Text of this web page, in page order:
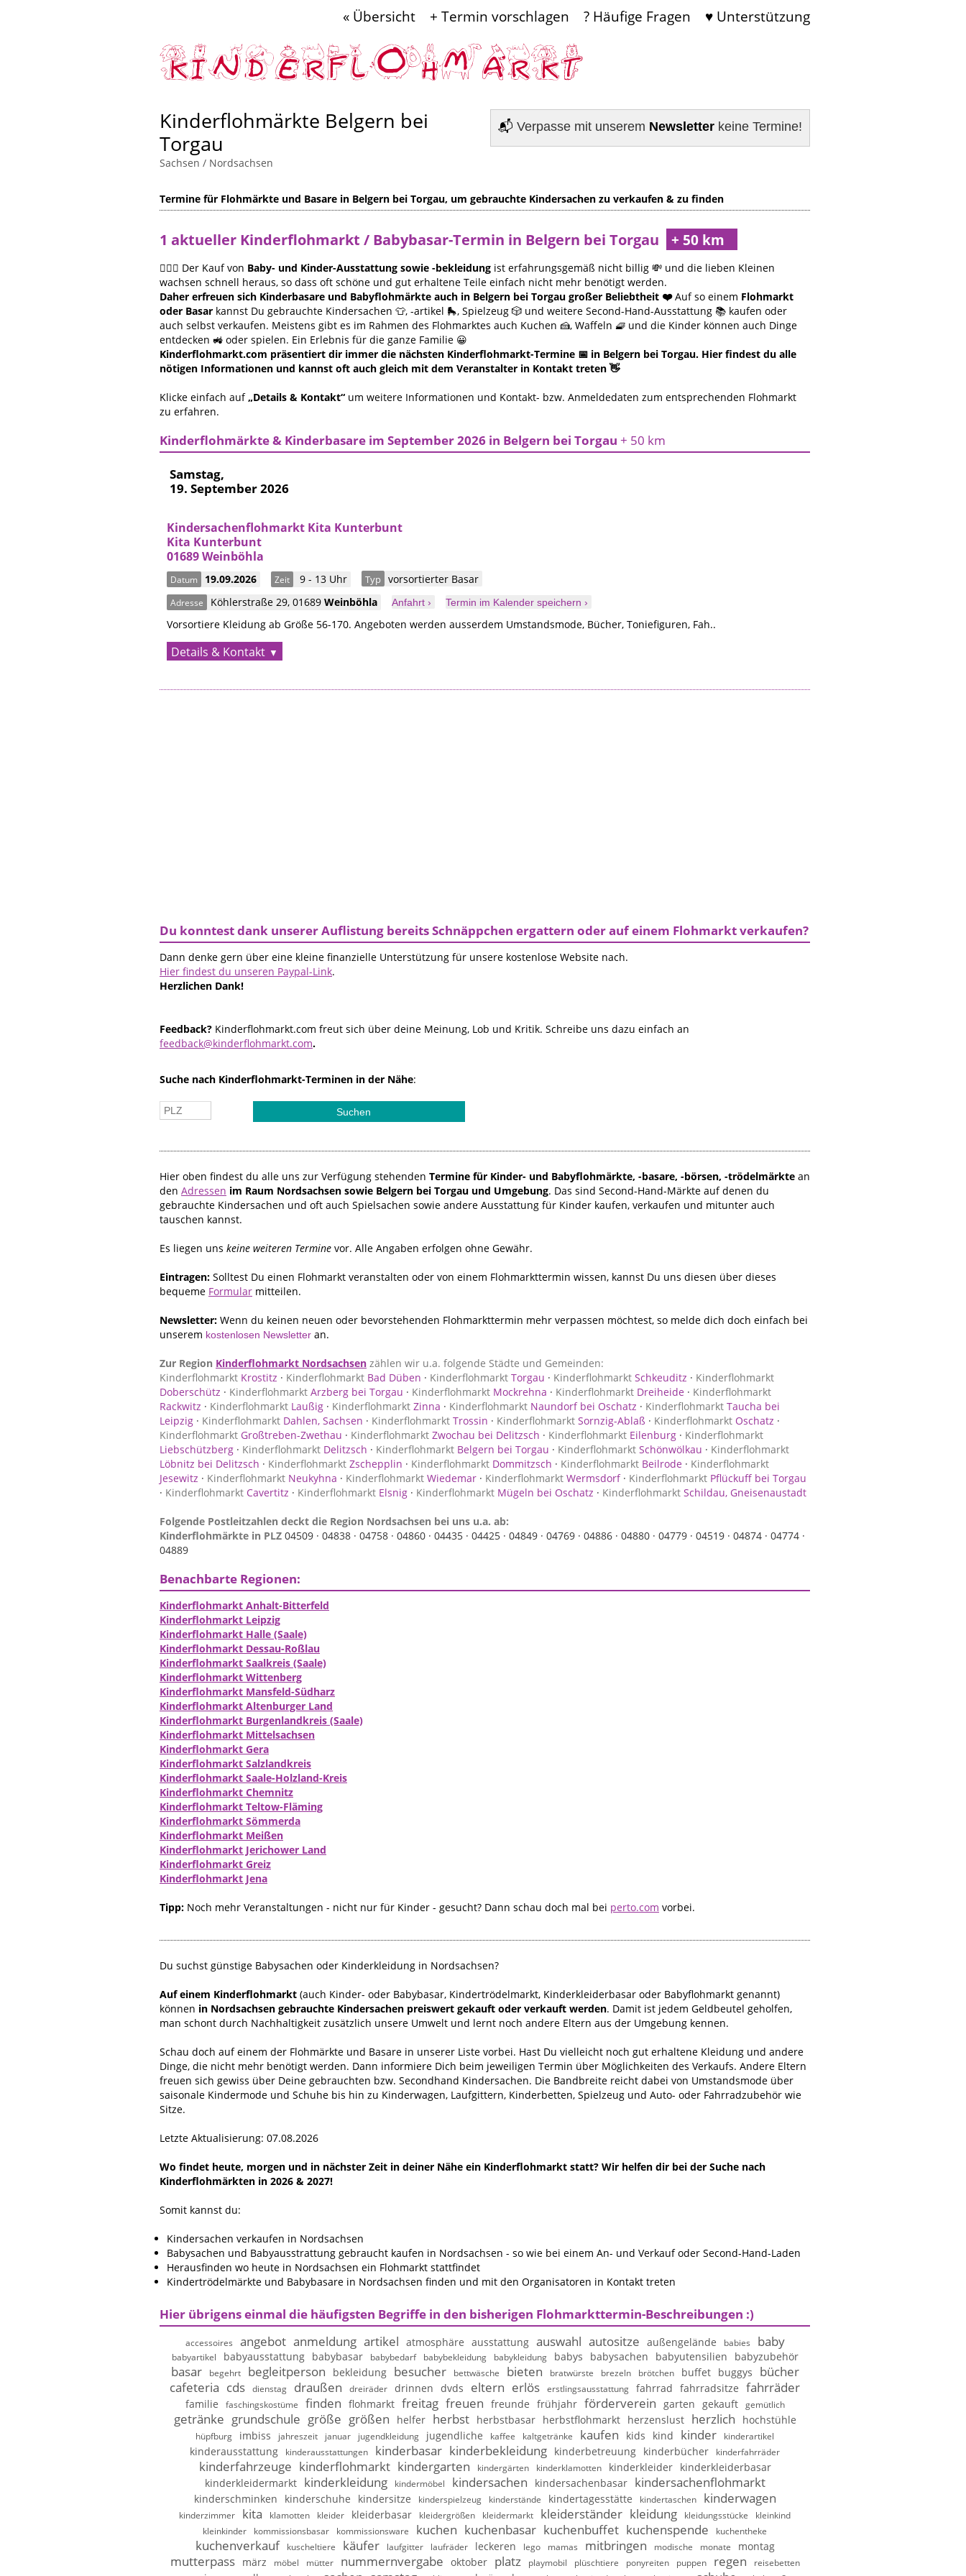
« Übersicht + Termin vorschlagen ? Häufige Fragen ♥ Unterstützung
📬 Verpasse mit unserem Newsletter keine Termine!
Kinderflohmärkte Belgern bei
Torgau
Sachsen / Nordsachsen
Termine für Flohmärkte und Basare in Belgern bei Torgau, um gebrauchte Kindersachen zu verkaufen & zu finden
1 aktueller Kinderflohmarkt / Babybasar-Termin in Belgern bei Torgau
🙋🏻‍♀️ Der Kauf von Baby- und Kinder-Ausstattung sowie -bekleidung ist erfahrungsgemäß nicht billig 💸 und die lieben Kleinen
wachsen schnell heraus, so dass oft schöne und gut erhaltene Teile einfach nicht mehr benötigt werden.
Daher erfreuen sich Kinderbasare und Babyflohmärkte auch in Belgern bei Torgau großer Beliebtheit ❤️Auf so einem Flohmarkt
oder Basar kannst Du gebrauchte Kindersachen 👕, -artikel 🛼, Spielzeug 🎲 und weitere Second-Hand-Ausstattung 📚 kaufen oder
auch selbst verkaufen. Meistens gibt es im Rahmen des Flohmarktes auch Kuchen 🍰, Waffeln 🧇 und die Kinder können auch Dinge
entdecken 🚜 oder spielen. Ein Erlebnis für die ganze Familie 😀
Kinderflohmarkt.com präsentiert dir immer die nächsten Kinderflohmarkt-Termine 📅 in Belgern bei Torgau. Hier findest du alle
nötigen Informationen und kannst oft auch gleich mit dem Veranstalter in Kontakt treten 👋
Klicke einfach auf„Details & Kontakt“ um weitere Informationen und Kontakt- bzw. Anmeldedaten zum entsprechenden Flohmarkt
zu erfahren.
Kinderflohmärkte & Kinderbasare im September 2026 in Belgern bei Torgau + 50 km
Samstag,
19. September 2026
Kindersachenflohmarkt Kita Kunterbunt
Kita Kunterbunt
01689 Weinböhla
Datum 19.09.2026 Zeit 9 - 13 Uhr Typ vorsortierter Basar
Adresse Köhlerstraße 29, 01689 Weinböhla Anfahrt › Termin im Kalender speichern ›
Vorsortiere Kleidung ab Größe 56-170. Angeboten werden ausserdem Umstandsmode, Bücher, Toniefiguren, Fah..
Details & Kontakt
Du konntest dank unserer Auflistung bereits Schnäppchen ergattern oder auf einem Flohmarkt verkaufen?
Dann denke gern über eine kleine finanzielle Unterstützung für unsere kostenlose Website nach.
Hier findest du unseren Paypal-Link.
Herzlichen Dank!
Feedback? Kinderflohmarkt.com freut sich über deine Meinung, Lob und Kritik. Schreibe uns dazu einfach an
feedback@kinderflohmarkt.com.
Suche nach Kinderflohmarkt-Terminen in der Nähe:
Hier oben findest du alle uns zur Verfügung stehenden Termine für Kinder- und Babyflohmärkte, -basare, -börsen, -trödelmärkte an
den Adressen im Raum Nordsachsen sowie Belgern bei Torgau und Umgebung. Das sind Second-Hand-Märkte auf denen du
gebrauchte Kindersachen und oft auch Spielsachen sowie andere Ausstattung für Kinder kaufen, verkaufen und mitunter auch
tauschen kannst.
Es liegen uns keine weiteren Termine vor. Alle Angaben erfolgen ohne Gewähr.
Eintragen: Solltest Du einen Flohmarkt veranstalten oder von einem Flohmarkttermin wissen, kannst Du uns diesen über dieses
bequeme Formular mitteilen.
Newsletter: Wenn du keinen neuen oder bevorstehenden Flohmarkttermin mehr verpassen möchtest, so melde dich doch einfach bei
unserem kostenlosen Newsletter an.
Zur Region Kinderflohmarkt Nordsachsen zählen wir u.a. folgende Städte und Gemeinden:
Kinderflohmarkt Krostitz · Kinderflohmarkt Bad Düben · Kinderflohmarkt Torgau · Kinderflohmarkt Schkeuditz · Kinderflohmarkt
Doberschütz · Kinderflohmarkt Arzberg bei Torgau · Kinderflohmarkt Mockrehna · Kinderflohmarkt Dreiheide · Kinderflohmarkt
Rackwitz · Kinderflohmarkt Laußig · Kinderflohmarkt Zinna · Kinderflohmarkt Naundorf bei Oschatz · Kinderflohmarkt Taucha bei
Leipzig · Kinderflohmarkt Dahlen, Sachsen · Kinderflohmarkt Trossin · Kinderflohmarkt Sornzig-Ablaß · Kinderflohmarkt Oschatz ·
Kinderflohmarkt Großtreben-Zwethau · Kinderflohmarkt Zwochau bei Delitzsch · Kinderflohmarkt Eilenburg · Kinderflohmarkt
Liebschützberg · Kinderflohmarkt Delitzsch · Kinderflohmarkt Belgern bei Torgau · Kinderflohmarkt Schönwölkau · Kinderflohmarkt
Löbnitz bei Delitzsch · Kinderflohmarkt Zschepplin · Kinderflohmarkt Dommitzsch · Kinderflohmarkt Beilrode · Kinderflohmarkt
Jesewitz · Kinderflohmarkt Neukyhna · Kinderflohmarkt Wiedemar · Kinderflohmarkt Wermsdorf· Kinderflohmarkt Pflückuff bei Torgau
· Kinderflohmarkt Cavertitz · Kinderflohmarkt Elsnig · Kinderflohmarkt Mügeln bei Oschatz · Kinderflohmarkt Schildau, Gneisenaustadt
Folgende Postleitzahlen deckt die Region Nordsachsen bei uns u.a. ab:
Kinderflohmärkte in PLZ 04509 · 04838 · 04758 · 04860 · 04435 · 04425 · 04849 · 04769 · 04886 · 04880 · 04779 · 04519 · 04874 · 04774 ·
04889
Benachbarte Regionen:
Kinderflohmarkt Anhalt-Bitterfeld
Kinderflohmarkt Leipzig
Kinderflohmarkt Halle (Saale)
Kinderflohmarkt Dessau-Roßlau
Kinderflohmarkt Saalkreis (Saale)
Kinderflohmarkt Wittenberg
Kinderflohmarkt Mansfeld-Südharz
Kinderflohmarkt Altenburger Land
Kinderflohmarkt Burgenlandkreis (Saale)
Kinderflohmarkt Mittelsachsen
Kinderflohmarkt Gera
Kinderflohmarkt Salzlandkreis
Kinderflohmarkt Saale-Holzland-Kreis
Kinderflohmarkt Chemnitz
Kinderflohmarkt Teltow-Fläming
Kinderflohmarkt Sömmerda
Kinderflohmarkt Meißen
Kinderflohmarkt Jerichower Land
Kinderflohmarkt Greiz
Kinderflohmarkt Jena
Tipp: Noch mehr Veranstaltungen - nicht nur für Kinder - gesucht? Dann schau doch mal bei perto.com vorbei.
Du suchst günstige Babysachen oder Kinderkleidung in Nordsachsen?
Auf einem Kinderflohmarkt (auch Kinder- oder Babybasar, Kindertrödelmarkt, Kinderkleiderbasar oder Babyflohmarkt genannt)
können in Nordsachsen gebrauchte Kindersachen preiswert gekauft oder verkauft werden. Damit ist jedem Geldbeutel geholfen,
man schont durch Nachhaltigkeit zusätzlich unsere Umwelt und lernt noch andere Eltern aus der Umgebung kennen.
Schau doch auf einem der Flohmärkte und Basare in unserer Liste vorbei. Hast Du vielleicht noch gut erhaltene Kleidung und andere
Dinge, die nicht mehr benötigt werden. Dann informiere Dich beim jeweiligen Termin über Möglichkeiten des Verkaufs. Andere Eltern
freuen sich gewiss über Deine gebrauchten bzw. Secondhand Kindersachen. Die Bandbreite reicht dabei von Umstandsmode über
saisonale Kindermode und Schuhe bis hin zu Kinderwagen, Laufgittern, Kinderbetten, Spielzeug und Auto- oder Fahrradzubehör wie
Sitze.
Letzte Aktualisierung: 07.08.2026
Wo findet heute, morgen und in nächster Zeit in deiner Nähe ein Kinderflohmarkt statt? Wir helfen dir bei der Suche nach
Kinderflohmärkten in 2026 & 2027!
Somit kannst du:
Kindersachen verkaufen in Nordsachsen
Babysachen und Babyausstrattung gebraucht kaufen in Nordsachsen - so wie bei einem An- und Verkauf oder Second-Hand-Laden
Herausfinden wo heute in Nordsachsen ein Flohmarkt stattfindet
Kindertrödelmärkte und Babybasare in Nordsachsen finden und mit den Organisatoren in Kontakt treten
Hier übrigens einmal die häufigsten Begriffe in den bisherigen Flohmarkttermin-Beschreibungen :)
accessoires angebot anmeldung artikel atmosphäre ausstattung auswahl autositze außengelände babies baby
babyartikel babyausstattung babybasar babybedarf babybekleidung babykleidung babys babysachen babyutensilien babyzubehör
basar begehrt begleitperson bekleidung besucher bettwäsche bieten bratwürste brezeln brötchen buffet buggys
bücher
cafeteria cds dienstag draußen dreiräder drinnen dvds eltern erlös erstlingsausstattung fahrrad fahrradsitze fahrräder
familie faschingskostüme finden flohmarkt freitag freuen freunde frühjahr förderverein garten gekauft gemütlich
getränke grundschule größe größen helfer herbst herbstbasar herbstflohmarkt herzenslust herzlich hochstühle
hüpfburg imbiss jahreszeit januar jugendkleidung jugendliche kaffee kaltgetränke kaufen kids kind kinder kinderartikel
kinderausstattung kinderausstattungen kinderbasar kinderbekleidung kinderbetreuung kinderbücher kinderfahrräder
kinderfahrzeuge kinderflohmarkt kindergarten kindergärten kinderklamotten kinderkleider
kinderkleiderbasar
kinderkleidermarkt
kinderkleidung kindermöbel kindersachen kindersachenbasar kindersachenflohmarkt
kinderschminken kinderschuhe kindersitze kinderspielzeug kinderstände kindertagesstätte kindertaschen kinderwagen
kinderzimmer kita klamotten kleider kleiderbasar kleidergrößen kleidermarkt kleiderständer kleidung kleidungsstücke
kleinkind
kleinkinder
kommissionsbasar kommissionsware kuchen kuchenbasar kuchenbuffet kuchenspende kuchentheke
kuchenverkauf kuscheltiere käufer laufgitter laufräder leckeren lego mamas mitbringen modische monate montag
mutterpass märz möbel mütter nummernvergabe oktober platz playmobil plüschtiere ponyreiten puppen regen reisebetten